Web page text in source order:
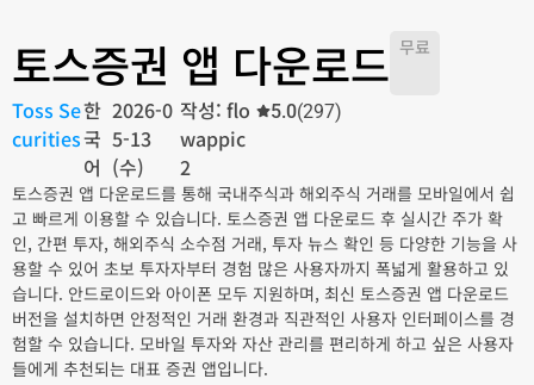
토스증권 앱 다운로드 무료
Toss Se
curities
한
국
어
2026-0
5-13
(수)
작성: flo
wappic
2
5.0(297)
토스증권 앱 다운로드를 통해 국내주식과 해외주식 거래를 모바일에서 쉽
고 빠르게 이용할 수 있습니다. 토스증권 앱 다운로드 후 실시간 주가 확
인, 간편 투자, 해외주식 소수점 거래, 투자 뉴스 확인 등 다양한 기능을 사
용할 수 있어 초보 투자자부터 경험 많은 사용자까지 폭넓게 활용하고 있
습니다. 안드로이드와 아이폰 모두 지원하며, 최신 토스증권 앱 다운로드
버전을 설치하면 안정적인 거래 환경과 직관적인 사용자 인터페이스를 경
험할 수 있습니다. 모바일 투자와 자산 관리를 편리하게 하고 싶은 사용자
들에게 추천되는 대표 증권 앱입니다.